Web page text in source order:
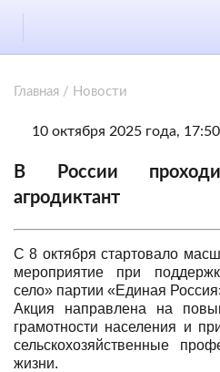
Главная / Новости
10 октября 2025 года,
В России
агродиктант
С 8 октября стартовало
мероприятие при
село» партии «Единая
Акция направлена на
грамотности населения и
сельскохозяйственные
жизни.